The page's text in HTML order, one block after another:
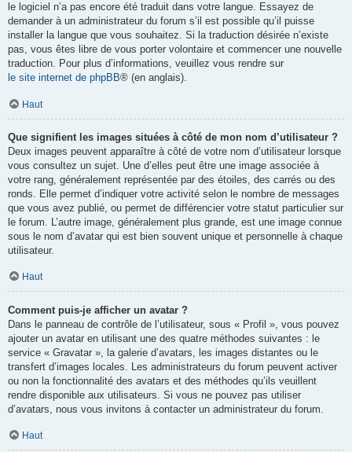
le logiciel n’a pas encore été traduit dans votre langue. Essayez de
demander à un administrateur du forum s’il est possible qu’il puisse
installer la langue que vous souhaitez. Si la traduction désirée n’existe
pas, vous êtes libre de vous porter volontaire et commencer une nouvelle
traduction. Pour plus d’informations, veuillez vous rendre sur
le site internet de phpBB® (en anglais).
Haut
Que signifient les images situées à côté de mon nom d’utilisateur ?
Deux images peuvent apparaître à côté de votre nom d’utilisateur lorsque
vous consultez un sujet. Une d’elles peut être une image associée à
votre rang, généralement représentée par des étoiles, des carrés ou des
ronds. Elle permet d’indiquer votre activité selon le nombre de messages
que vous avez publié, ou permet de différencier votre statut particulier sur
le forum. L’autre image, généralement plus grande, est une image connue
sous le nom d’avatar qui est bien souvent unique et personnelle à chaque
utilisateur.
Haut
Comment puis-je afficher un avatar ?
Dans le panneau de contrôle de l’utilisateur, sous « Profil », vous pouvez
ajouter un avatar en utilisant une des quatre méthodes suivantes : le
service « Gravatar », la galerie d’avatars, les images distantes ou le
transfert d’images locales. Les administrateurs du forum peuvent activer
ou non la fonctionnalité des avatars et des méthodes qu’ils veuillent
rendre disponible aux utilisateurs. Si vous ne pouvez pas utiliser
d’avatars, nous vous invitons à contacter un administrateur du forum.
Haut